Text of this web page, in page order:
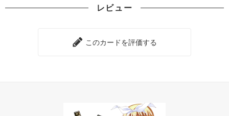
レビュー
このカードを評価する